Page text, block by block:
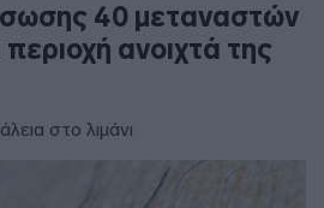
40 μεταναστών
ανοιχτά της
στο λιμάνι